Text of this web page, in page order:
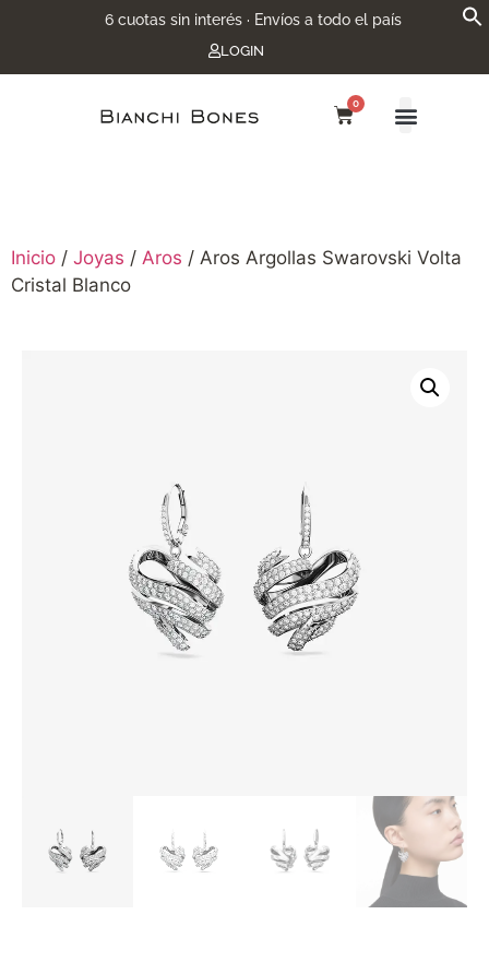
6 cuotas sin interés · Envíos a todo el país
LOGIN
0
Inicio / Joyas / Aros / Aros Argollas Swarovski Volta
Cristal Blanco